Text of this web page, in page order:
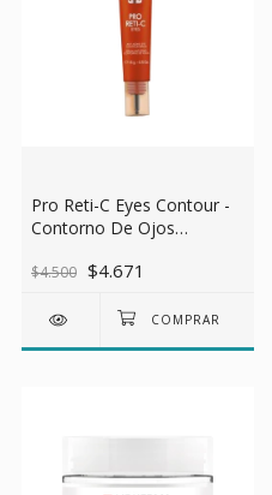
Pro Reti-C Eyes Contour -
Contorno De Ojos
$4.500 $4.671